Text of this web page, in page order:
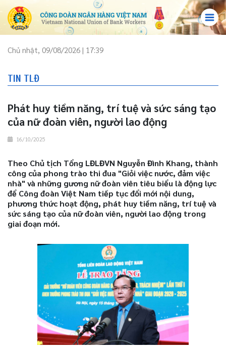
Chủ nhật, 09/08/2026 | 17:39
TIN TLĐ
Phát huy tiềm năng, trí tuệ và sức sáng tạo
của nữ đoàn viên, người lao động
16/10/2025
Theo Chủ tịch Tổng LĐLĐVN Nguyễn Đình Khang, thành
công của phong trào thi đua "Giỏi việc nước, đảm việc
nhà" và những gương nữ đoàn viên tiêu biểu là động lực
để Công đoàn Việt Nam tiếp tục đổi mới nội dung,
phương thức hoạt động, phát huy tiềm năng, trí tuệ và
sức sáng tạo của nữ đoàn viên, người lao động trong
giai đoạn mới.